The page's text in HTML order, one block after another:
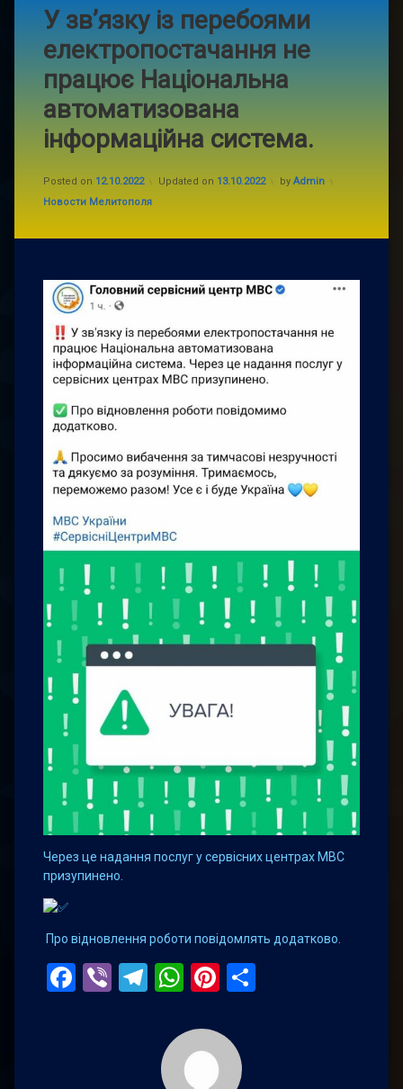
У зв’язку із перебоями
електропостачання не
працює Національна
автоматизована
інформаційна система.
Posted on 12.10.2022 Updated on 13.10.2022 by Admin
Categories:
Новости Мелитополя
Через це надання послуг у сервісних центрах МВС
призупинено.
Про відновлення роботи повідомлять додатково.
Facebook
ViberTelegram
WhatsApp
Pinterest